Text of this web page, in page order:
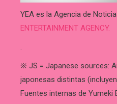
YEA es la Agencia de
ENTERTAINMENT AGENCY.
.
※ JS = Japanese sources:
japonesas distintas
Fuentes internas de Yumeki